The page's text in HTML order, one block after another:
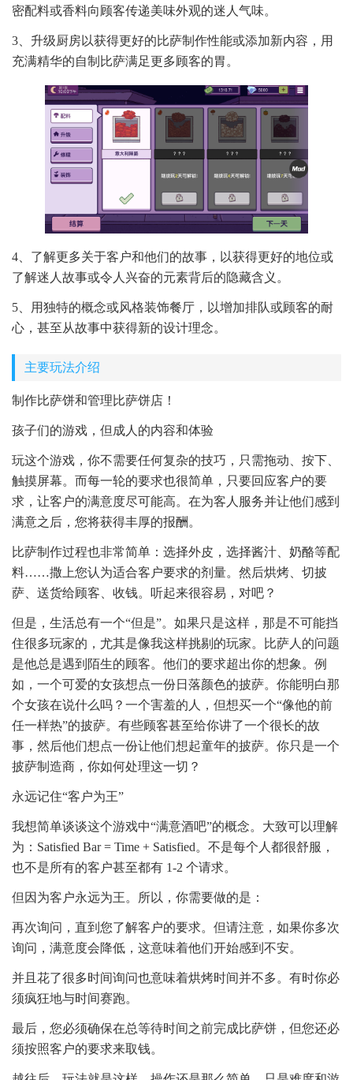
密配料或香料向顾客传递美味外观的迷人气味。
3、升级厨房以获得更好的比萨制作性能或添加新内容，用
充满精华的自制比萨满足更多顾客的胃。
4、了解更多关于客户和他们的故事，以获得更好的地位或
了解迷人故事或令人兴奋的元素背后的隐藏含义。
5、用独特的概念或风格装饰餐厅，以增加排队或顾客的耐
心，甚至从故事中获得新的设计理念。
主要玩法介绍
制作比萨饼和管理比萨饼店！
孩子们的游戏，但成人的内容和体验
玩这个游戏，你不需要任何复杂的技巧，只需拖动、按下、
触摸屏幕。而每一轮的要求也很简单，只要回应客户的要
求，让客户的满意度尽可能高。在为客人服务并让他们感到
满意之后，您将获得丰厚的报酬。
比萨制作过程也非常简单：选择外皮，选择酱汁、奶酪等配
料……撒上您认为适合客户要求的剂量。然后烘烤、切披
萨、送货给顾客、收钱。听起来很容易，对吧？
但是，生活总有一个“但是”。如果只是这样，那是不可能挡
住很多玩家的，尤其是像我这样挑剔的玩家。比萨人的问题
是他总是遇到陌生的顾客。他们的要求超出你的想象。例
如，一个可爱的女孩想点一份日落颜色的披萨。你能明白那
个女孩在说什么吗？一个害羞的人，但想买一个“像他的前
任一样热”的披萨。有些顾客甚至给你讲了一个很长的故
事，然后他们想点一份让他们想起童年的披萨。你只是一个
披萨制造商，你如何处理这一切？
永远记住“客户为王”
我想简单谈谈这个游戏中“满意酒吧”的概念。大致可以理解
为：Satisfied Bar = Time + Satisfied。不是每个人都很舒服，
也不是所有的客户甚至都有 1-2 个请求。
但因为客户永远为王。所以，你需要做的是：
再次询问，直到您了解客户的要求。但请注意，如果你多次
询问，满意度会降低，这意味着他们开始感到不安。
并且花了很多时间询问也意味着烘烤时间并不多。有时你必
须疯狂地与时间赛跑。
最后，您必须确保在总等待时间之前完成比萨饼，但您还必
须按照客户的要求来取钱。